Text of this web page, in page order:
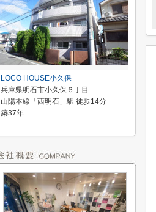
LOCO HOUSE小久保
兵庫県明石市小久保６丁目
山陽本線「西明石」駅 徒歩14分
築37年